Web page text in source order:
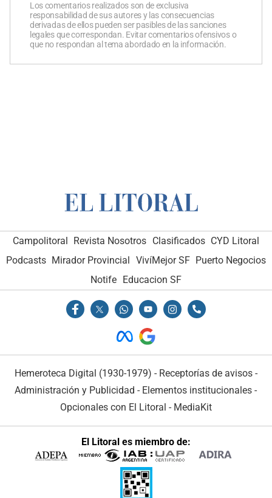
Los comentarios realizados son de exclusiva
responsabilidad de sus autores y las consecuencias
derivadas de ellos pueden ser pasibles de las sanciones
legales que correspondan. Evitar comentarios ofensivos o
que no respondan al tema abordado en la información.
Campolitoral Revista Nosotros Clasificados CYD Litoral
Podcasts Mirador Provincial VivíMejor SF Puerto Negocios
Notife Educacion SF
Hemeroteca Digital (1930-1979) - Receptorías de avisos -
Administración y Publicidad - Elementos institucionales -
Opcionales con El Litoral - MediaKit
El Litoral es miembro de: